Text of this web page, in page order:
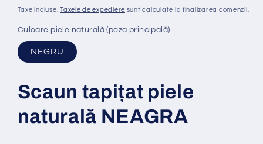
obișnuit
Taxe incluse.Taxele de expediere sunt calculate la finalizarea comenzii.
Culoare piele naturală (poza principală)
NEGRU
Scaun tapițat piele
naturală NEAGRA